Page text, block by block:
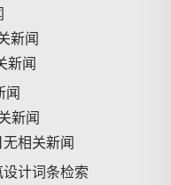
新闻
新闻
闻
新闻
相关新闻
计词条检索